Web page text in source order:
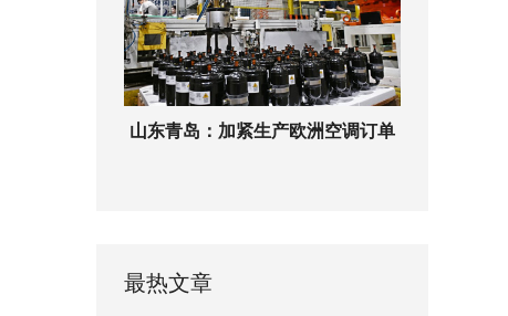
山东青岛：加紧生产欧洲空调订单
最热文章